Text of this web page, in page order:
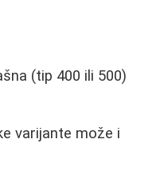
(tip 400 ili 500)
varijante može i